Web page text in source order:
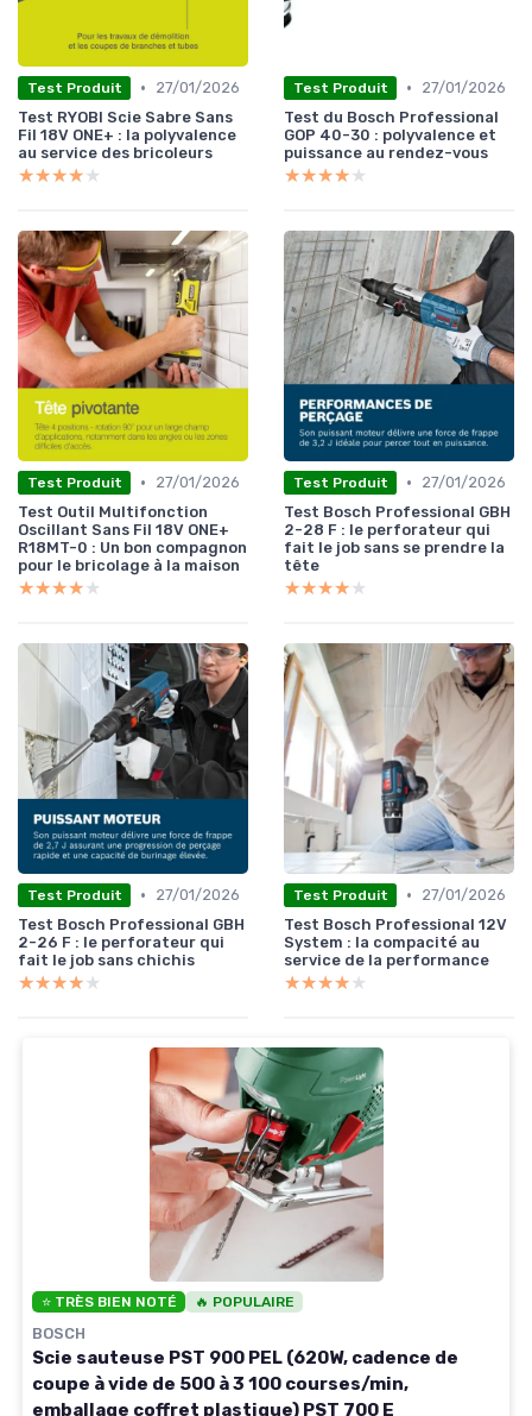
Test Produit •
27/01/2026
Test RYOBI Scie Sabre Sans
Fil 18V ONE+ : la polyvalence
au service des bricoleurs
★★★★★
★★★★★
Test Produit •
27/01/2026
Test du Bosch Professional
GOP 40-30 : polyvalence et
puissance au rendez-vous
★★★★★
★★★★★
Test Produit •
27/01/2026
Test Outil Multifonction
Oscillant Sans Fil 18V ONE+
R18MT-0 : Un bon compagnon
pour le bricolage à la maison
★★★★★
★★★★★
Test Produit •
27/01/2026
Test Bosch Professional GBH
2-28 F : le perforateur qui
fait le job sans se prendre la
tête
★★★★★
★★★★★
Test Produit •
27/01/2026
Test Bosch Professional GBH
2-26 F : le perforateur qui
fait le job sans chichis
★★★★★
★★★★★
Test Produit •
27/01/2026
Test Bosch Professional 12V
System : la compacité au
service de la performance
★★★★★
★★★★★
⭐ TRÈS BIEN NOTÉ 🔥 POPULAIRE
BOSCH
Scie sauteuse PST 900 PEL (620W, cadence de
coupe à vide de 500 à 3 100 courses/min,
emballage coffret plastique) PST 700 E